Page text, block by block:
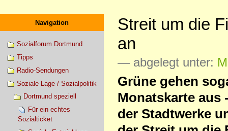
Navigation
Sozialforum Dortmund
Tipps
Radio-Sendungen
Soziale Lage / Sozialpolitik
Dortmund speziell
Für ein echtes
Sozialticket
Streit um die
an
— abgelegt unter:
Grüne gehen
Monatskarte aus
der Stadtwerke